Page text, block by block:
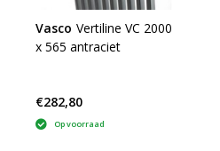
Vasco Vertiline VC 2000
x 565 antraciet
€282,80
Op voorraad